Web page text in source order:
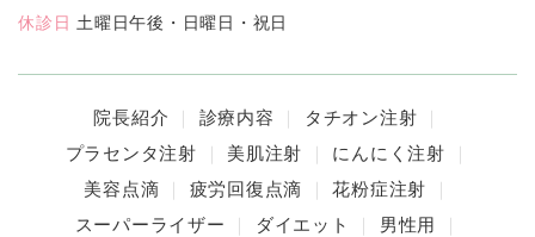
休診日 土曜日午後・日曜日・祝日
院長紹介 診療内容
タチオン注射
プラセンタ注射
美肌注射
にんにく注射
美容点滴
疲労回復点滴
花粉症注射
スーパーライザー
ダイエット
男性用